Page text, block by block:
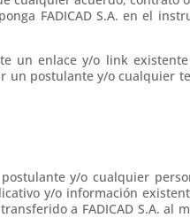
FADICAD S.A. en el
un enlace y/o link
un postulante y/o cualquier
y/o cualquier
y/o información
a FADICAD S.A. al